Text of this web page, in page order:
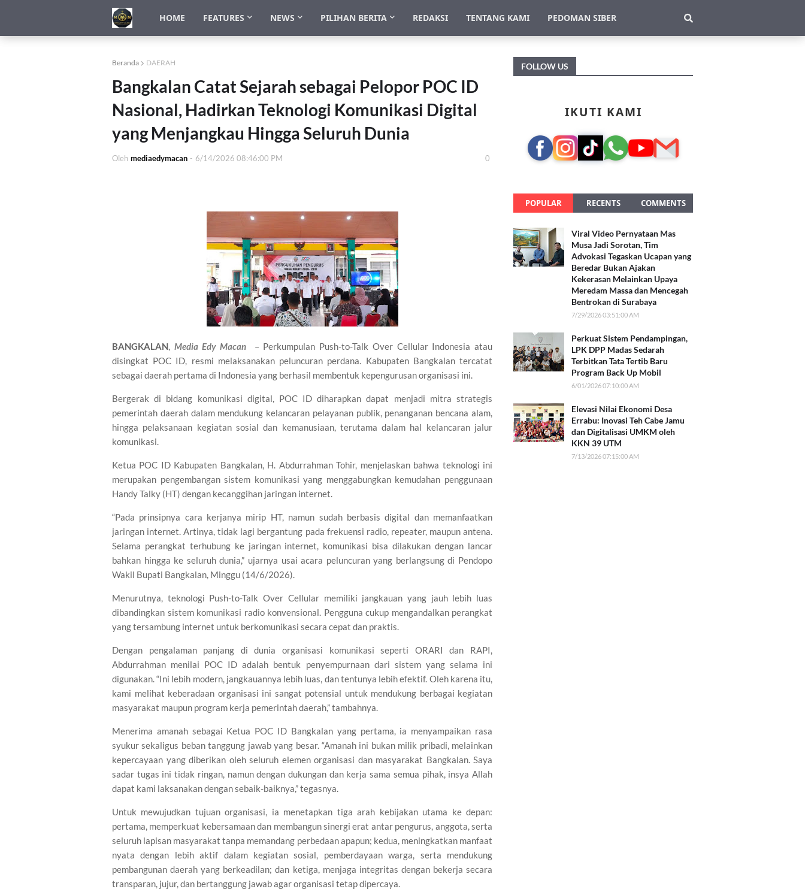
HOME FEATURES NEWS PILIHAN BERITA REDAKSI TENTANG KAMI PEDOMAN SIBER
Beranda DAERAH
Bangkalan Catat Sejarah sebagai Pelopor POC ID
Nasional, Hadirkan Teknologi Komunikasi Digital
yang Menjangkau Hingga Seluruh Dunia
Oleh mediaedymacan - 6/14/2026 08:46:00 PM 0
BANGKALAN, Media Edy Macan – Perkumpulan Push-to-Talk Over Cellular Indonesia atau
disingkat POC ID, resmi melaksanakan peluncuran perdana. Kabupaten Bangkalan tercatat
sebagai daerah pertama di Indonesia yang berhasil membentuk kepengurusan organisasi ini.
Bergerak di bidang komunikasi digital, POC ID diharapkan dapat menjadi mitra strategis
pemerintah daerah dalam mendukung kelancaran pelayanan publik, penanganan bencana alam,
hingga pelaksanaan kegiatan sosial dan kemanusiaan, terutama dalam hal kelancaran jalur
komunikasi.
Ketua POC ID Kabupaten Bangkalan, H. Abdurrahman Tohir, menjelaskan bahwa teknologi ini
merupakan pengembangan sistem komunikasi yang menggabungkan kemudahan penggunaan
Handy Talky (HT) dengan kecanggihan jaringan internet.
“Pada prinsipnya cara kerjanya mirip HT, namun sudah berbasis digital dan memanfaatkan
jaringan internet. Artinya, tidak lagi bergantung pada frekuensi radio, repeater, maupun antena.
Selama perangkat terhubung ke jaringan internet, komunikasi bisa dilakukan dengan lancar
bahkan hingga ke seluruh dunia,” ujarnya usai acara peluncuran yang berlangsung di Pendopo
Wakil Bupati Bangkalan, Minggu (14/6/2026).
Menurutnya, teknologi Push-to-Talk Over Cellular memiliki jangkauan yang jauh lebih luas
dibandingkan sistem komunikasi radio konvensional. Pengguna cukup mengandalkan perangkat
yang tersambung internet untuk berkomunikasi secara cepat dan praktis.
Dengan pengalaman panjang di dunia organisasi komunikasi seperti ORARI dan RAPI,
Abdurrahman menilai POC ID adalah bentuk penyempurnaan dari sistem yang selama ini
digunakan. “Ini lebih modern, jangkauannya lebih luas, dan tentunya lebih efektif. Oleh karena itu,
kami melihat keberadaan organisasi ini sangat potensial untuk mendukung berbagai kegiatan
masyarakat maupun program kerja pemerintah daerah,” tambahnya.
Menerima amanah sebagai Ketua POC ID Bangkalan yang pertama, ia menyampaikan rasa
syukur sekaligus beban tanggung jawab yang besar. “Amanah ini bukan milik pribadi, melainkan
kepercayaan yang diberikan oleh seluruh elemen organisasi dan masyarakat Bangkalan. Saya
sadar tugas ini tidak ringan, namun dengan dukungan dan kerja sama semua pihak, insya Allah
dapat kami laksanakan dengan sebaik-baiknya,” tegasnya.
Untuk mewujudkan tujuan organisasi, ia menetapkan tiga arah kebijakan utama ke depan:
pertama, memperkuat kebersamaan dan membangun sinergi erat antar pengurus, anggota, serta
seluruh lapisan masyarakat tanpa memandang perbedaan apapun; kedua, meningkatkan manfaat
nyata dengan lebih aktif dalam kegiatan sosial, pemberdayaan warga, serta mendukung
pembangunan daerah yang berkeadilan; dan ketiga, menjaga integritas dengan bekerja secara
transparan, jujur, dan bertanggung jawab agar organisasi tetap dipercaya.
FOLLOW US
IKUTI KAMI
POPULAR RECENTS COMMENTS
Viral Video Pernyataan Mas
Musa Jadi Sorotan, Tim
Advokasi Tegaskan Ucapan yang
Beredar Bukan Ajakan
Kekerasan Melainkan Upaya
Meredam Massa dan Mencegah
Bentrokan di Surabaya
7/29/2026 03:51:00 AM
Perkuat Sistem Pendampingan,
LPK DPP Madas Sedarah
Terbitkan Tata Tertib Baru
Program Back Up Mobil
6/01/2026 07:10:00 AM
Elevasi Nilai Ekonomi Desa
Errabu: Inovasi Teh Cabe Jamu
dan Digitalisasi UMKM oleh
KKN 39 UTM
7/13/2026 07:15:00 AM